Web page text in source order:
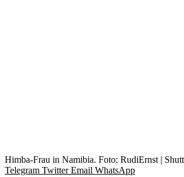
Himba-Frau in Namibia. Foto: RudiErnst |
Telegram Twitter Email WhatsApp